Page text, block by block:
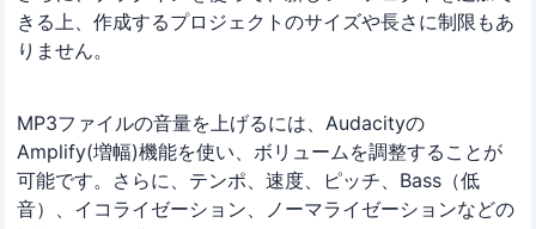
きる上、作成するプロジェクトのサイズや長さに制限もあ
りません。
MP3ファイルの音量を上げるには、Audacityの
Amplify(増幅)機能を使い、ボリュームを調整することが
可能です。さらに、テンポ、速度、ピッチ、Bass（低
音）、イコライゼーション、ノーマライゼーションなどの